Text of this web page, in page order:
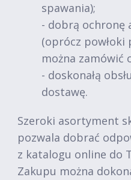
spawania);
- dobrą ochronę
(oprócz powłoki
można zamówić
- doskonałą
dostawę.
Szeroki asortyment
pozwala dobrać
z katalogu online do
Zakupu można